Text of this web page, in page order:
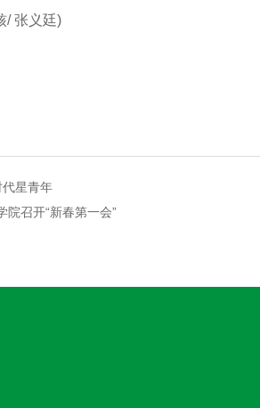
/ 张义廷)
代星青年
院召开“新春第一会”